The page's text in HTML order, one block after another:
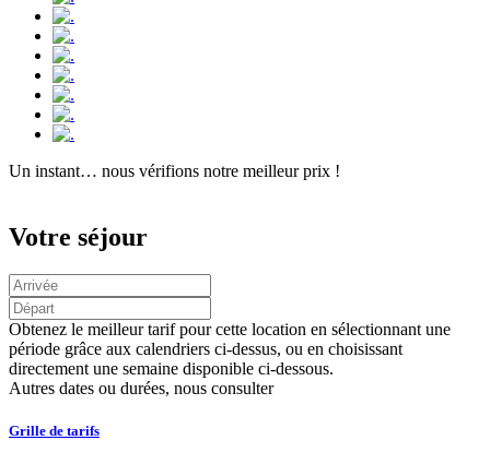
Un instant… nous vérifions notre meilleur prix !
Votre séjour
Obtenez le meilleur tarif pour cette location en sélectionnant une
période grâce aux calendriers ci-dessus, ou en choisissant
directement une semaine disponible ci-dessous.
Autres dates ou durées, nous consulter
Grille de tarifs